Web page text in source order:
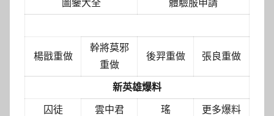
圖鑒大全
體驗服申請
楊戩重做
幹將莫邪
重做
後羿重做 張良重做
新英雄爆料
囚徒
雲中君 瑤
更多爆料